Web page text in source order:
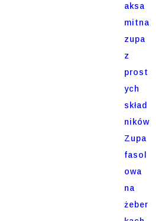
aksa
mitna
zupa
z
prost
ych
skład
ników
Zupa
fasol
owa
na
żeber